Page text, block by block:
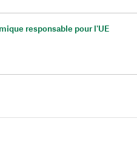
responsable pour l'UE